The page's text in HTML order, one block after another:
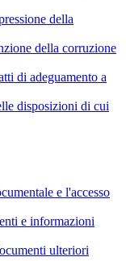
della
della corruzione
di adeguamento a
disposizioni di cui
e l'accesso
e informazioni
ulteriori